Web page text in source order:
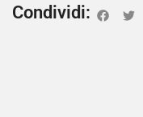
Condividi: